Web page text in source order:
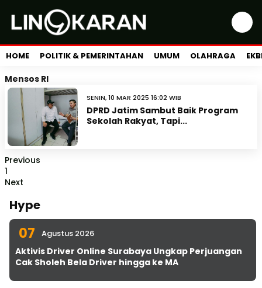
HOME POLITIK & PEMERINTAHAN UMUM OLAHRAGA
Mensos RI
SENIN, 10 MAR 2025 16:02 WIB
DPRD Jatim Sambut Baik Program
Sekolah Rakyat, Tapi...
Previous
1
Next
Hype
07 Agustus 2026
Aktivis Driver Online Surabaya Ungkap Perjuangan
Cak Sholeh Bela Driver hingga ke MA